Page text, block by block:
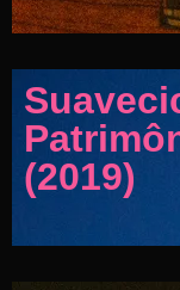
(2019)